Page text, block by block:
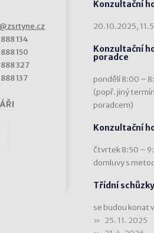
134
150
327
137
Konzultační
20.10.2025,
Konzultační
poradce
pondělí 8:00 –
(popř. jiný
poradcem)
Konzultační
čtvrtek 8:50 –
domluvy s
Třídní schůzky
se budou konat
25. 11. 2025